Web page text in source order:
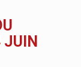
JUIN